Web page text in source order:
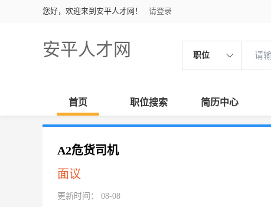
您好，欢迎来到安平人才网！ 请登录
安平人才网 职位
首页 职位搜索 简历中心
A2危货司机
面议
更新时间： 08-08